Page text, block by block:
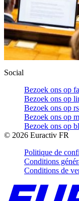
Social
Bezoek ons op
Bezoek ons op
Bezoek ons op
Bezoek ons op
Bezoek ons op
© 2026 Euractiv FR
Politique de
Conditions
Conditions de